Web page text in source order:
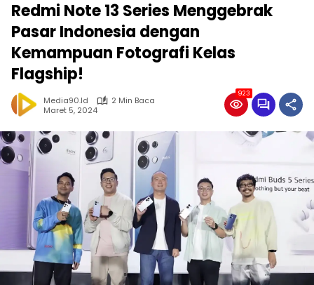
Redmi Note 13 Series Menggebrak
Pasar Indonesia dengan
Kemampuan Fotografi Kelas
Flagship!
Media90.id
2 Min Baca
Maret 5, 2024
923